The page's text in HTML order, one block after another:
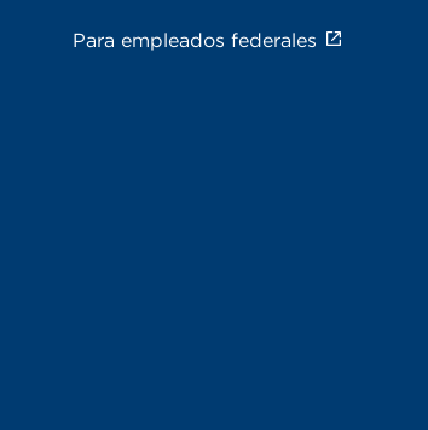
Para empleados federales